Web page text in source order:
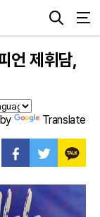
언 제휘담,
Translate